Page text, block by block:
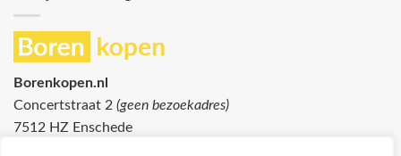
Borenkopen.nl
Concertstraat 2 (geen bezoekadres)
7512 HZ Enschede